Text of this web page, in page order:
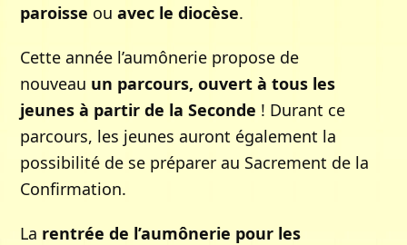
paroisse ouavec le diocèse.
Cette année l’aumônerie propose de
nouveau un parcours, ouvert à tous les
jeunes à partir de la Seconde ! Durant ce
parcours, les jeunes auront également la
possibilité de se préparer au Sacrement de la
Confirmation.
La rentrée de l’aumônerie pour les